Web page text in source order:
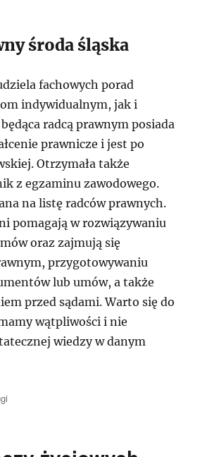
środa śląska
fachowych porad
indywidualnym, jak i
radcą prawnym posiada
prawnicze i jest po
Otrzymała także
z egzaminu zawodowego.
na listę radców prawnych.
pomagają w rozwiązywaniu
oraz zajmują się
przygotowywaniu
lub umów, a także
przed sądami. Warto się do
wątpliwości i nie
wiedzy w danym